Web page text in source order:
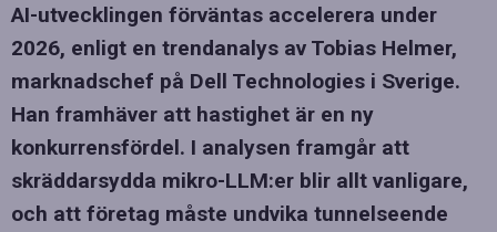
AI-utvecklingen förväntas accelerera under
2026, enligt en trendanalys av Tobias Helmer,
marknadschef på Dell Technologies i Sverige.
Han framhäver att hastighet är en ny
konkurrensfördel. I analysen framgår att
skräddarsydda mikro-LLM:er blir allt vanligare,
och att företag måste undvika tunnelseende